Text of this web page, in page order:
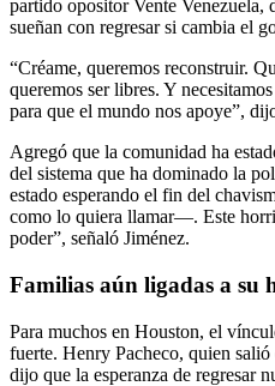
partido opositor Vente Venezuela,
sueñan con regresar si cambia el
“Créame, queremos reconstruir.
queremos ser libres. Y
para que el mundo nos apoye”,
Agregó que la comunidad ha
del sistema que ha dominado la
estado esperando el fin del
como lo quiera llamar—. Este
poder”, señaló Jiménez.
Familias aún ligadas a su
Para muchos en Houston, el
fuerte. Henry Pacheco, quien
dijo que la esperanza de regresar